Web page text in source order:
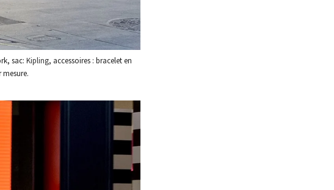
sac: Kipling, accessoires : bracelet en